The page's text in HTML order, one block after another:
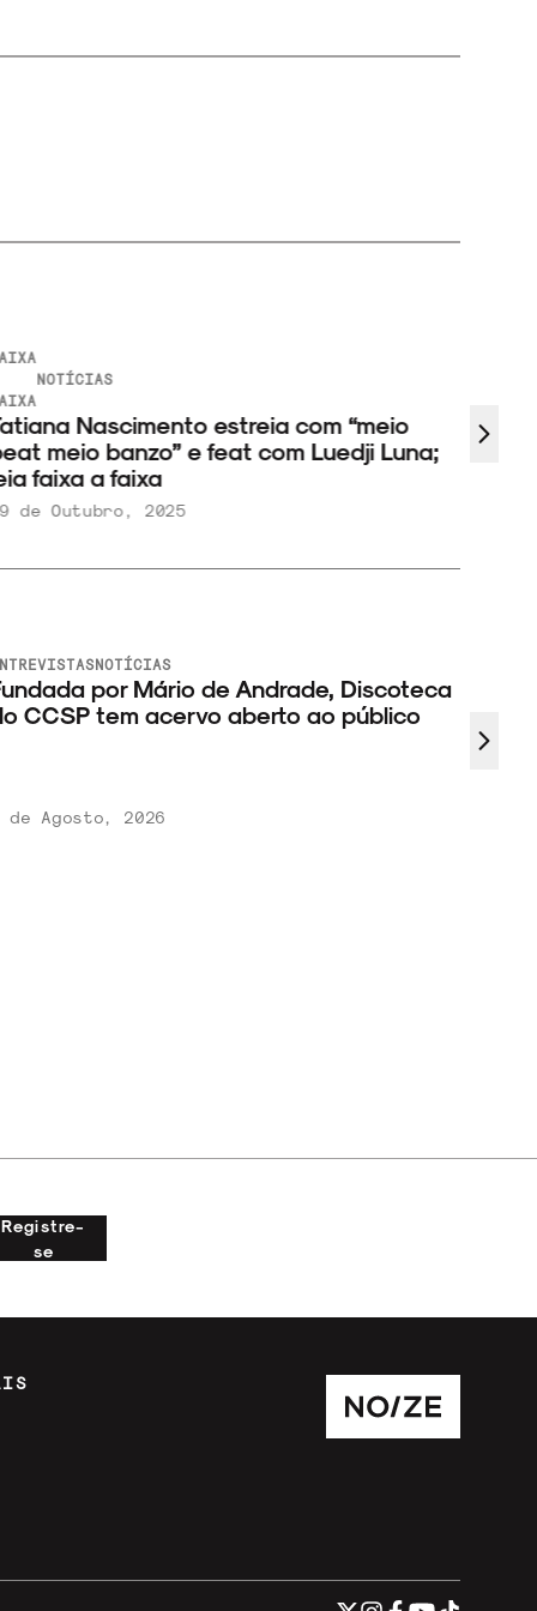
NOTÍCIAS
Nascimento estreia com “meio
meio banzo” e feat com Luedji Luna;
faixa a faixa
de Outubro, 2025
NOTÍCIAS
por Mário de Andrade, Discoteca
CCSP tem acervo aberto ao público
de Agosto, 2026
Registre-
se